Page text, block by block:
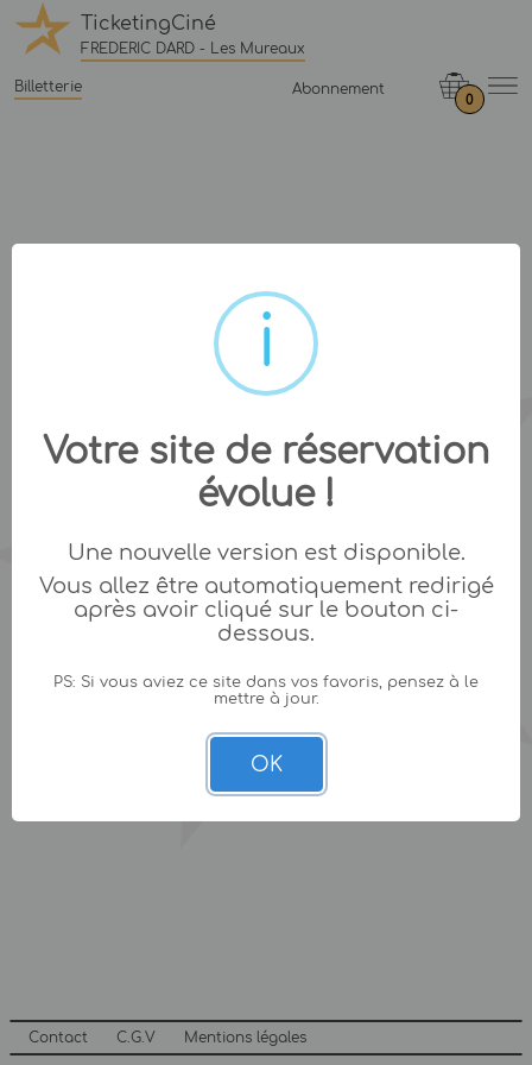
TicketingCiné
FREDERIC DARD - Les Mureaux
Billetterie Abonnement
0
Contact C.G.V Mentions légales
Votre site de réservation
évolue !
Une nouvelle version est disponible.
Vous allez être automatiquement redirigé
après avoir cliqué sur le bouton ci-
dessous.
PS: Si vous aviez ce site dans vos favoris, pensez à le
mettre à jour.
OK